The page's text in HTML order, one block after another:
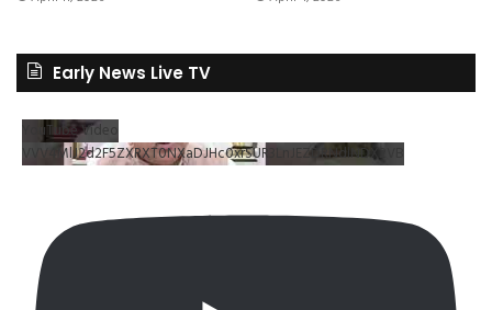
Early News Live TV
YouTube Video
VVV4MlJ2d2F5ZXRXT0NXaDJHc0xrSUR3LnJEZDRNdlNDX2VB